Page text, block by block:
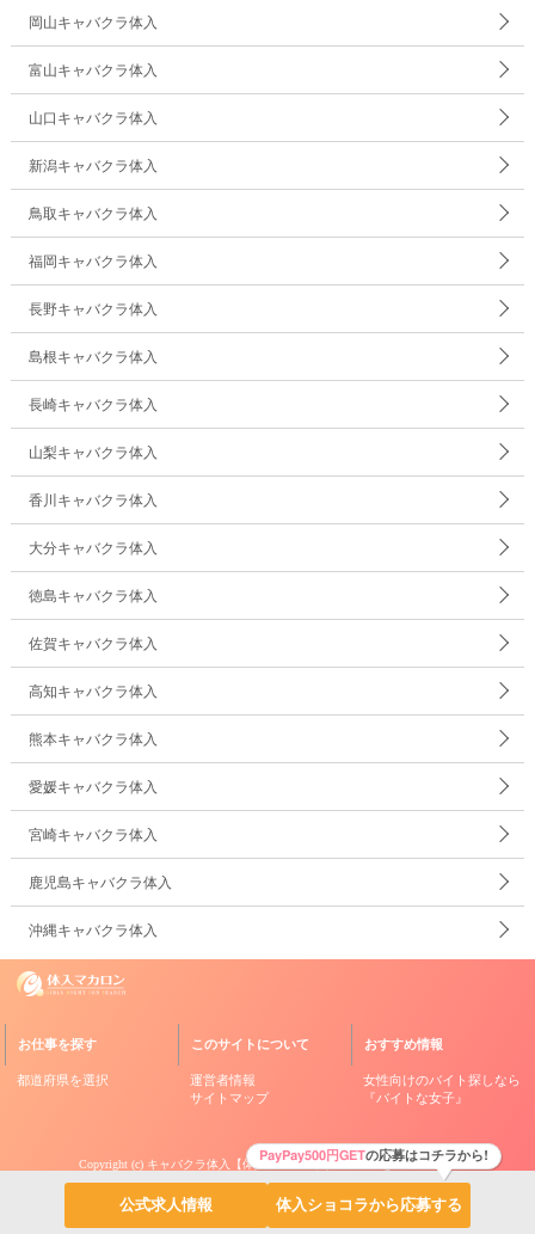
岡山キャバクラ体入
富山キャバクラ体入
山口キャバクラ体入
新潟キャバクラ体入
鳥取キャバクラ体入
福岡キャバクラ体入
長野キャバクラ体入
島根キャバクラ体入
長崎キャバクラ体入
山梨キャバクラ体入
香川キャバクラ体入
大分キャバクラ体入
徳島キャバクラ体入
佐賀キャバクラ体入
高知キャバクラ体入
熊本キャバクラ体入
愛媛キャバクラ体入
宮崎キャバクラ体入
鹿児島キャバクラ体入
沖縄キャバクラ体入
公式求人情報
PayPay500円GETの応募はコチラから!
体入ショコラから応募する
お仕事を探す
都道府県を選択
このサイトについて
運営者情報
サイトマップ
おすすめ情報
女性向けのバイト探しなら
『バイトな女子』
Copyright (c) キャバクラ体入【体入マカロン】, Inc. All Rights Reserved.